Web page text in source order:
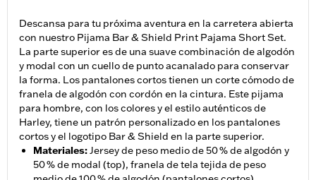
Descansa para tu próxima aventura en la carretera abierta
con nuestro Pijama Bar & Shield Print Pajama Short Set.
La parte superior es de una suave combinación de algodón
y modal con un cuello de punto acanalado para conservar
la forma. Los pantalones cortos tienen un corte cómodo de
franela de algodón con cordón en la cintura. Este pijama
para hombre, con los colores y el estilo auténticos de
Harley, tiene un patrón personalizado en los pantalones
cortos y el logotipo Bar & Shield en la parte superior.
Materiales:Jersey de peso medio de 50 % de algodón y
50 % de modal (top), franela de tela tejida de peso